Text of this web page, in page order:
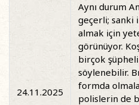
24.11.2025
Aynı durum
geçerli; sanki
almak için
görünüyor.
birçok
söylenebilir.
formda
polislerin de